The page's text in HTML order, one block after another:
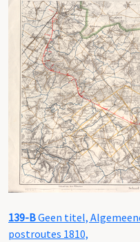
139-BGeen titel,
postroutes 1810,